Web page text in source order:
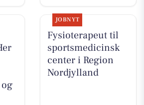
JOBNYT
Fysioterapeut til
sportsmedicinsk
center i Region
Nordjylland